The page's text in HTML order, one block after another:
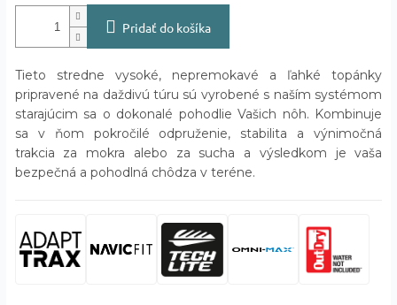
Pridať do košíka
Tieto stredne vysoké, nepremokavé a ľahké topánky
pripravené na daždivú túru sú vyrobené s naším systémom
starajúcim sa o dokonalé pohodlie Vašich nôh. Kombinuje
sa v ňom pokročilé odpruženie, stabilita a výnimočná
trakcia za mokra alebo za sucha a výsledkom je vaša
bezpečná a pohodlná chôdza v teréne.